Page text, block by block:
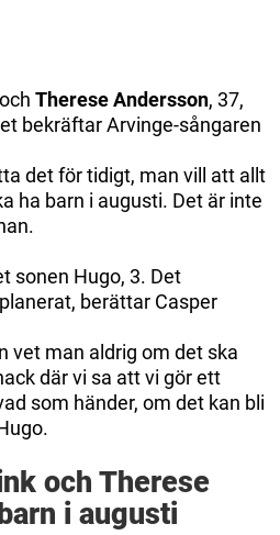
Therese Andersson, 37,
bekräftar Arvinge-sångaren
det för tidigt, man vill att allt
ha barn i augusti. Det är inte
sonen Hugo, 3. Det
berättar Casper
vet man aldrig om det ska
där vi sa att vi gör ett
som händer, om det kan bli
och Therese
i augusti